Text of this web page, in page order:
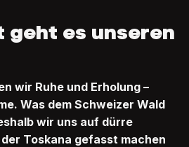
geht es unseren
wir Ruhe und Erholung –
Was dem Schweizer Wald
wir uns auf dürre
Toskana gefasst machen